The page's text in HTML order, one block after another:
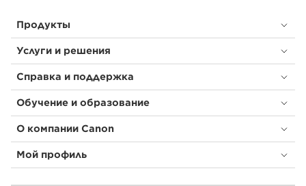
Продукты
Услуги и решения
Справка и поддержка
Обучение и образование
О компании Canon
Мой профиль